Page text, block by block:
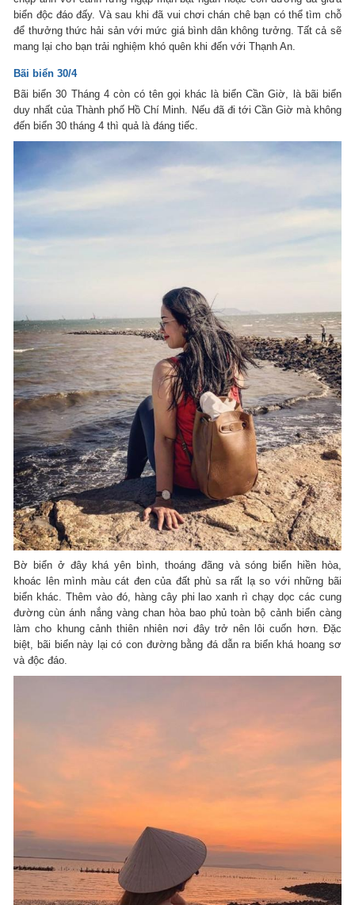
biển độc đáo đấy. Và sau khi đã vui chơi chán chê bạn có thể tìm chỗ
để thưởng thức hải sản với mức giá bình dân không tưởng. Tất cả sẽ
mang lại cho bạn trải nghiệm khó quên khi đến với Thạnh An.
Bãi biển 30/4
Bãi biển 30 Tháng 4 còn có tên gọi khác là biển Cần Giờ, là bãi biển
duy nhất của Thành phố Hồ Chí Minh. Nếu đã đi tới Cần Giờ mà không
đến biển 30 tháng 4 thì quả là đáng tiếc.
Bờ biển ở đây khá yên bình, thoáng đãng và sóng biển hiền hòa,
khoác lên mình màu cát đen của đất phù sa rất lạ so với những bãi
biển khác. Thêm vào đó, hàng cây phi lao xanh rì chạy dọc các cung
đường cùn ánh nắng vàng chan hòa bao phủ toàn bộ cảnh biển càng
làm cho khung cảnh thiên nhiên nơi đây trở nên lôi cuốn hơn. Đặc
biệt, bãi biển này lại có con đường bằng đá dẫn ra biển khá hoang sơ
và độc đáo.